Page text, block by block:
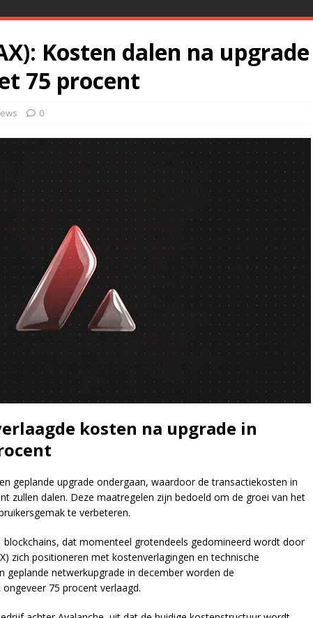
Kosten dalen na upgrade
75 procent
0
kosten na upgrade in
geplande upgrade ondergaan, waardoor de transactiekosten in
zullen dalen. Deze maatregelen zijn bedoeld om de groei van het
te verbeteren.
blockchains, dat momenteel grotendeels gedomineerd wordt door
zich positioneren met kostenverlagingen en technische
geplande netwerkupgrade in december worden de
75 procent verlaagd.